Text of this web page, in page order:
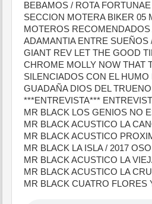
BEBAMOS / ROTA
SECCION MOTERA BIKER 05
MOTEROS RECOMENDADOS
ADAMANTIA ENTRE SUEÑOS
GIANT REV LET THE GOOD
CHROME MOLLY NOW THAT
SILENCIADOS CON EL
GUADAÑA DIOS DEL
***ENTREVISTA***
MR BLACK LOS GENIOS NO
MR BLACK ACUSTICO LA
MR BLACK ACUSTICO
MR BLACK LA ISLA / 2017
MR BLACK ACUSTICO LA
MR BLACK ACUSTICO LA
MR BLACK CUATRO FLORES